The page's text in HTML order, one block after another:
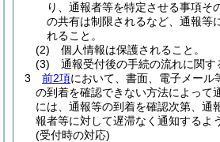
り、通報者等を特定させる事項そ
の共有は制限されるなど、通報等
れること。
(2)
個人情報は保護されること。
(3)
通報受付後の手続の流れに関す
3
前2項において、書面、電子メール
の到着を確認できない方法によって
には、通報等の到着を確認次第、通
報者等に対して遅滞なく通知するよ
(受付時の対応)